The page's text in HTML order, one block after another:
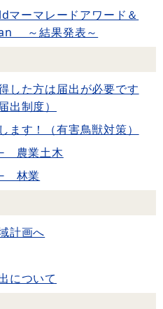
マーマレードアワード＆
～結果発表～
した方は届出が必要です
出制度）
ます！（有害鳥獣対策）
農業土木
林業
計画へ
について